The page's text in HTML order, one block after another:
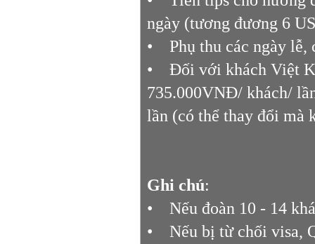
ngày (tương đương 6
• Phụ thu các ngày lễ,
• Đối với khách Việt
735.000VNĐ/ khách/
lần (có thể thay đổi mà
Ghi chú:
• Nếu đoàn 10 - 14
• Nếu bị từ chối visa,